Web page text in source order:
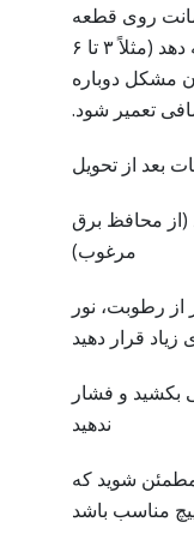
روی قطعه
جایگزین و کار انجام شده ارائه دهد (مثلاً ۳ تا ۶
مشکل دوباره
تعمیر شود.
بعد از تحویل
(از محافظ برق
مرغوب)
از رطوبت، نور
قرار دهید
بکشید و فشار
ندهید
شوید که
پیچ مناسب باشد